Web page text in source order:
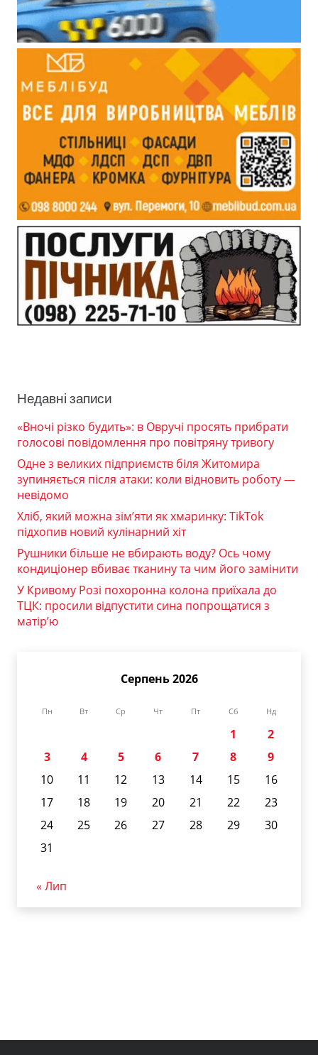
Недавні записи
«Вночі різко будить»: в Овручі просять прибрати
голосові повідомлення про повітряну тривогу
Одне з великих підприємств біля Житомира
зупиняється після атаки: коли відновить роботу —
невідомо
Хліб, який можна зім’яти як хмаринку: TikTok
підхопив новий кулінарний хіт
Рушники більше не вбирають воду? Ось чому
кондиціонер вбиває тканину та чим його замінити
У Кривому Розі похоронна колона приїхала до
ТЦК: просили відпустити сина попрощатися з
матір’ю
Серпень 2026
Пн Вт Ср Чт Пт Сб Нд
1
2
3
4 5 6 7 8
9
10
11 12 13 14 15
16
17
18 19 20 21 22
23
24
25 26 27 28 29
30
31
« Лип